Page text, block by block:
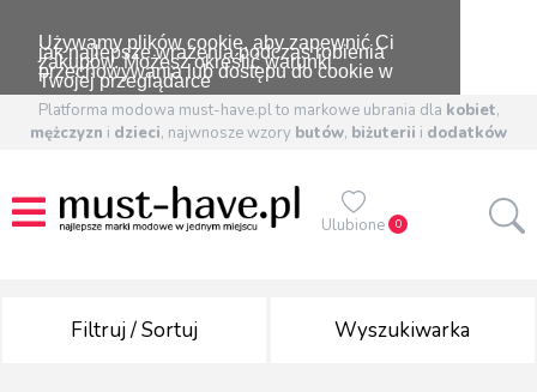
Używamy plików cookie, aby zapewnić Ci
jak najlepsze wrażenia podczas robienia
zakupów. Możesz określić warunki
przechowywania lub dostępu do cookie w
Twojej przeglądarce
Platforma modowa must-have.pl to markowe ubrania dla kobiet,
mężczyzn i dzieci, najwnosze wzory butów, biżuterii i dodatków
Ulubione 0
Filtruj / Sortuj Wyszukiwarka